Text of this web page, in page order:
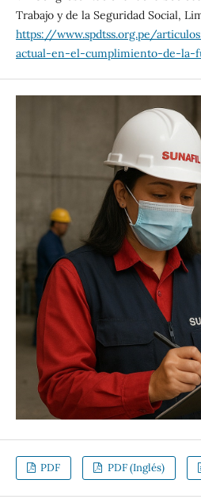
Trabajo y de la Seguridad Social,
https://www.spdtss.org.pe/
actual-en-el-cumplimiento-de-la-
PDF PDF (Inglés)